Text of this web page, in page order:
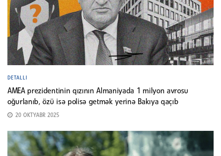
DETALLI
AMEA prezidentinin qızının Almaniyada 1 milyon avrosu
oğurlanıb, özü isə polisə getmək yerinə Bakıya qaçıb
20 OKTYABR 2025